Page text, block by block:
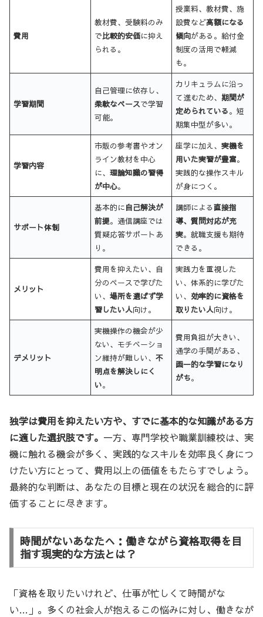
費用
教材費、受験料のみ
で比較的安価に抑え
られる。
授業料、教材費、施
設費など高額になる
傾向がある。給付金
制度の活用で軽減
も。
学習期間
自己管理に依存し、
柔軟なペースで学習
可能。
カリキュラムに沿っ
て進むため、期間が
定められている。短
期集中型が多い。
学習内容
市販の参考書やオン
ライン教材を中心
に、理論知識の習得
が中心。
座学に加え、実機を
用いた実習が豊富。
実践的な操作スキル
が身につく。
サポート体制
基本的に自己解決が
前提。通信講座では
質疑応答サポートあ
り。
講師による直接指
導、質問対応が充
実。就職支援も期待
できる。
メリット
費用を抑えたい、自
分のペースで学びた
い、場所を選ばず学
習したい人向け。
実践力を重視した
い、体系的に学びた
い、効率的に資格を
取りたい人向け。
デメリット
実機操作の機会が少
ない、モチベーショ
ン維持が難しい、不
明点を解決しにく
い。
費用負担が大きい、
通学の手間がある、
画一的な学習になり
がち。
独学は費用を抑えたい方や、すでに基本的な知識がある方
に適した選択肢です。 一方、専門学校や職業訓練校は、実
機に触れる機会が多く、実践的なスキルを効率良く身につ
けたい方にとって、費用以上の価値をもたらすでしょう。
最終的な判断は、あなたの目標と現在の状況を総合的に評
価することに尽きます。
時間がないあなたへ：働きながら資格取得を目
指す現実的な方法とは？
「資格を取りたいけれど、仕事が忙しくて時間がな
い…」。多くの社会人が抱えるこの悩みに対し、働きなが